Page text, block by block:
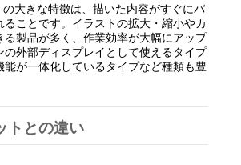
大きな特徴は、描いた内容がすぐにパ
ることです。イラストの拡大・縮小やカ
る製品が多く、作業効率が大幅にアップ
の外部ディスプレイとして使えるタイプ
能が一体化しているタイプなど種類も豊
トとの違い